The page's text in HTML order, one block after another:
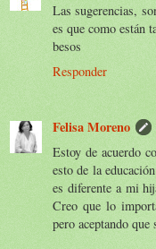
Las sugerencias,
es que como están
besos
Responder
Felisa Moreno
Estoy de acuerdo
esto de la
es diferente a mi
Creo que lo
pero aceptando